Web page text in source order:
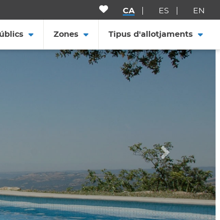
Següent
Zones Tipus d'allotjaments
CA ES EN